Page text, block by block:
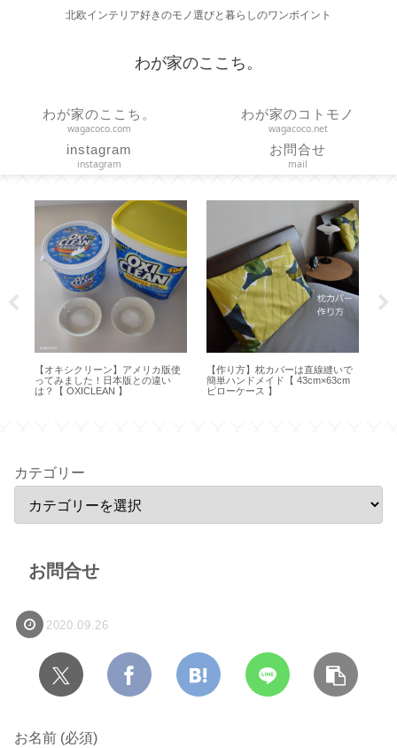
北欧インテリア好きのモノ選びと暮らしのワンポイント
わが家のここち。
わが家のここち。
wagacoco.com
わが家のコトモノ
wagacoco.net
instagram
instagram
お問合せ
mail
【オキシクリーン】アメリカ版使
ってみました！日本版との違い
は？【 OXICLEAN 】
【作り方】枕カバーは直線縫いで
簡単ハンドメイド【 43cm×63cm
ピローケース 】
カテゴリー
お問合せ
2020.09.26
お名前 (必須)